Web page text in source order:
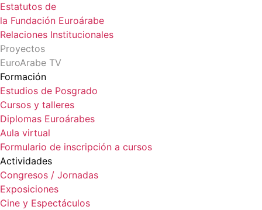
Estatutos de
la Fundación Euroárabe
Relaciones Institucionales
Proyectos
EuroArabe TV
Formación
Estudios de Posgrado
Cursos y talleres
Diplomas Euroárabes
Aula virtual
Formulario de inscripción a cursos
Actividades
Congresos / Jornadas
Exposiciones
Cine y Espectáculos